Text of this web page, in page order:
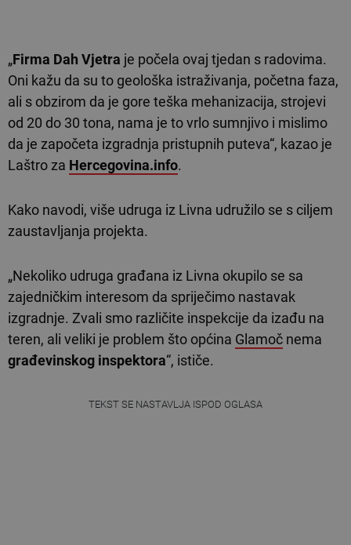
„Firma Dah Vjetra je počela ovaj tjedan s radovima.
Oni kažu da su to geološka istraživanja, početna faza,
ali s obzirom da je gore teška mehanizacija, strojevi
od 20 do 30 tona, nama je to vrlo sumnjivo i mislimo
da je započeta izgradnja pristupnih puteva“, kazao je
Laštro za Hercegovina.info.
Kako navodi, više udruga iz Livna udružilo se s ciljem
zaustavljanja projekta.
„Nekoliko udruga građana iz Livna okupilo se sa
zajedničkim interesom da spriječimo nastavak
izgradnje. Zvali smo različite inspekcije da izađu na
teren, ali veliki je problem što općina Glamoč nema
građevinskog inspektora“, ističe.
TEKST SE NASTAVLJA ISPOD OGLASA